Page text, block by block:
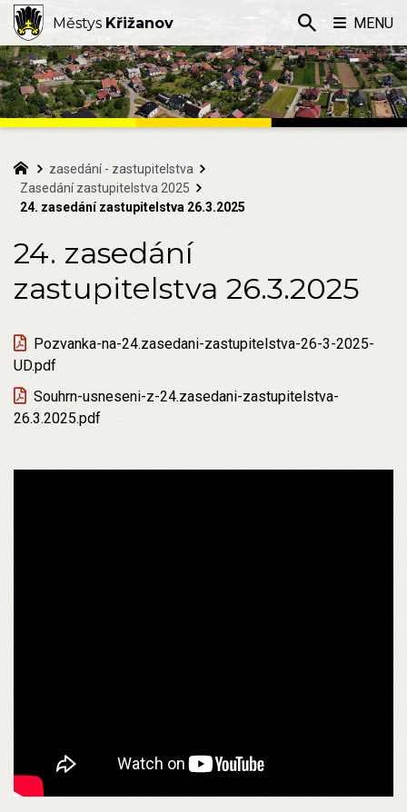
zasedání - zastupitelstva
Zasedání zastupitelstva 2025
24. zasedání zastupitelstva 26.3.2025
24. zasedání
zastupitelstva 26.3.2025
Pozvanka-na-24.zasedani-zastupitelstva-26-3-2025-
UD.pdf
Souhrn-usneseni-z-24.zasedani-zastupitelstva-
26.3.2025.pdf
Městys Křižanov MENU